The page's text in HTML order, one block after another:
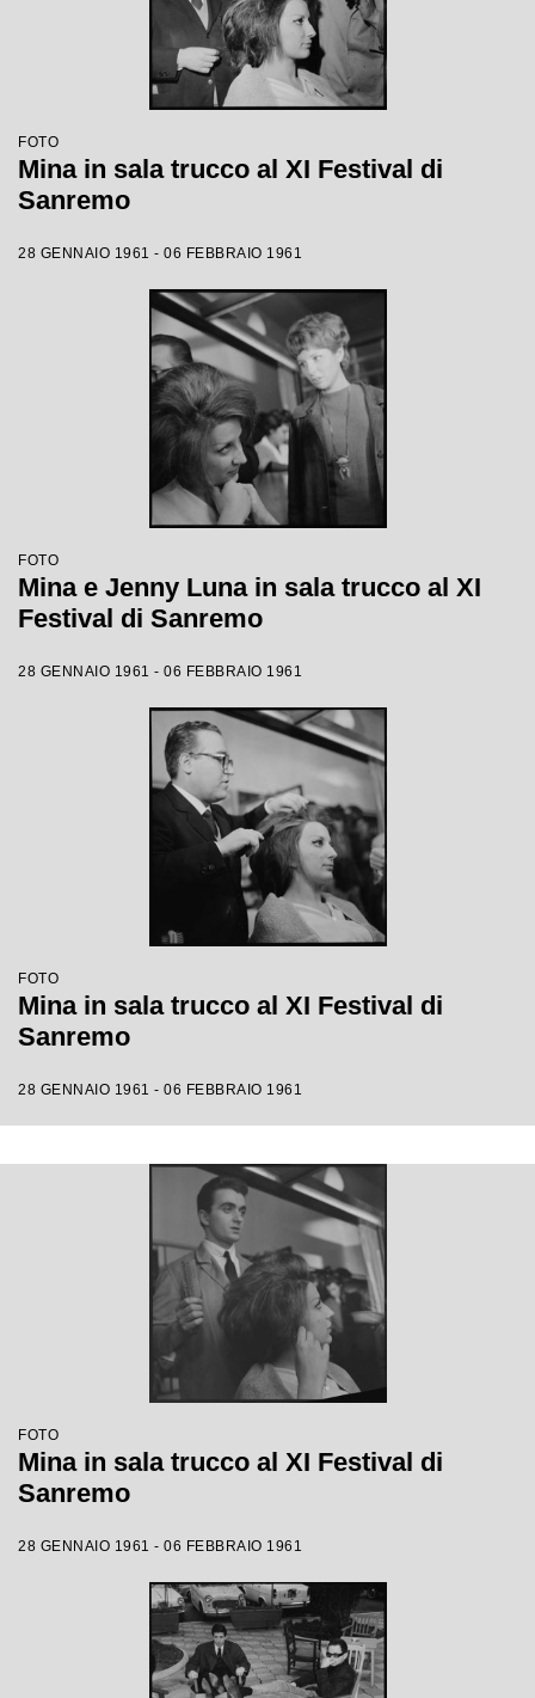
FOTO
Mina in sala trucco al XI Festival di
Sanremo
28 GENNAIO 1961 - 06 FEBBRAIO 1961
FOTO
Mina e Jenny Luna in sala trucco al XI
Festival di Sanremo
28 GENNAIO 1961 - 06 FEBBRAIO 1961
FOTO
Mina in sala trucco al XI Festival di
Sanremo
28 GENNAIO 1961 - 06 FEBBRAIO 1961
FOTO
Mina in sala trucco al XI Festival di
Sanremo
28 GENNAIO 1961 - 06 FEBBRAIO 1961